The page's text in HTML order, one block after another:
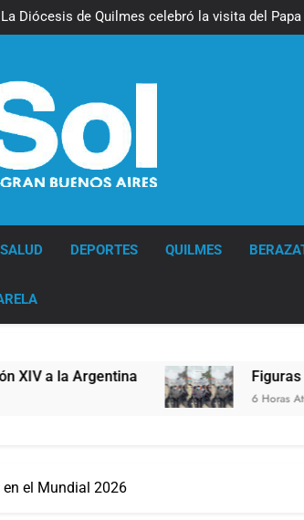
La Diócesis de Quilmes celebró la visita del
Figuras de la cultura se sumaron a la marcha
La Diócesis de Quilmes celebró la visita del Papa
Figuras de la cultura se sumaron a la marcha
Nueva jornada negativa para los activos
en Wall Street y el riesgo país quedó al
SALUD DEPORTES QUILMES
Figuras de la cultura se
6 Horas Atrás
en el Mundial 2026